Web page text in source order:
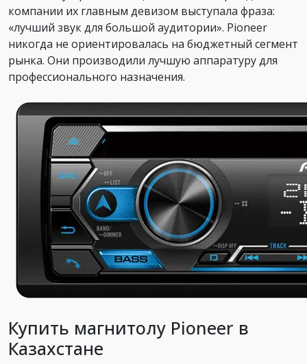
компании их главным девизом выступала фраза:
«лучший звук для большой аудитории». Pioneer
никогда не ориентировалась на бюджетный сегмент
рынка. Они производили лучшую аппаратуру для
профессионального назначения.
Купить магнитолу Pioneer в
Казахстане